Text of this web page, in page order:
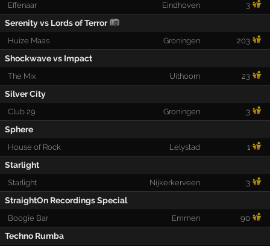
Effenaar Eindhoven 3
Serenity vs Lords of Terror
Huize Maas Groningen 203
Shockwave vs Impact
The Mix Uithoorn 23
Silver City
Club 29 Groningen 3
Sphere
House of Rock Lelystad 1
Starlight
Starlight Nijkerkerveen 3
StraightOn Recordings Special
Boogie Bar Emmen 90
Techno Rumba